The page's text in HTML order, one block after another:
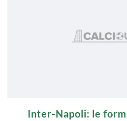
Inter-Napoli: le